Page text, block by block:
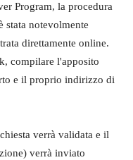
Program, la procedura
stata notevolmente
direttamente online.
compilare l'apposito
e il proprio indirizzo di
verrà validata e il
verrà inviato